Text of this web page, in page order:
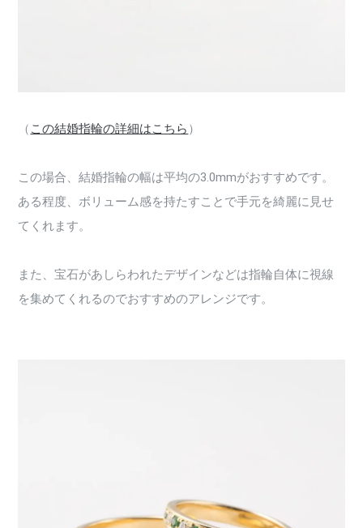
（ この結婚指輪の詳細はこちら ）
この場合、結婚指輪の幅は平均の3.0mmがおすすめです。
ある程度、ボリューム感を持たすことで手元を綺麗に見せ
てくれます。
また、宝石があしらわれたデザインなどは指輪自体に視線
を集めてくれるのでおすすめのアレンジです。